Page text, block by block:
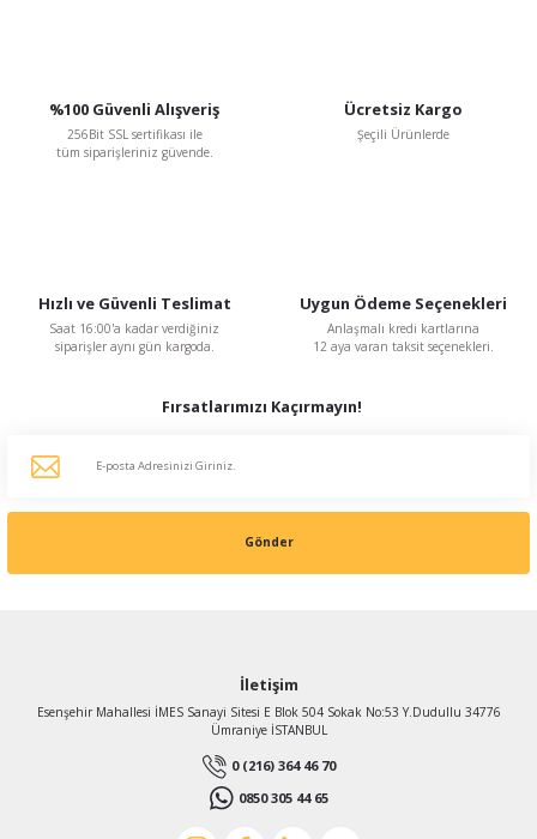
BVN Bahçıvan
%48 1.569,18 TL
%100 Güvenli Alışveriş
256Bit SSL sertifikası ile
tüm siparişleriniz güvende.
Ücretsiz Kargo
Şeçili Ürünlerde
Hızlı ve Güvenli Teslimat
Saat 16:00'a kadar verdiğiniz
siparişler aynı gün kargoda.
Uygun Ödeme Seçenekleri
Anlaşmalı kredi kartlarına
12 aya varan taksit seçenekleri.
Fırsatlarımızı Kaçırmayın!
Gönder
İletişim
Esenşehir Mahallesi İMES Sanayi Sitesi E Blok 504 Sokak No:53 Y.Dudullu 34776
Ümraniye İSTANBUL
0 (216) 364 46 70
0850 305 44 65